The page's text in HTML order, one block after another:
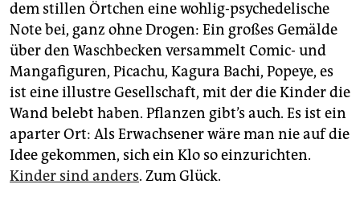
dem stillen Örtchen eine wohlig-psychedelische
Note bei, ganz ohne Drogen: Ein großes Gemälde
über den Waschbecken versammelt Comic- und
Mangafiguren, Picachu, Kagura Bachi, Popeye, es
ist eine illustre Gesellschaft, mit der die Kinder die
Wand belebt haben. Pflanzen gibt’s auch. Es ist ein
aparter Ort: Als Erwachsener wäre man nie auf die
Idee gekommen, sich ein Klo so einzurichten.
Kinder sind anders. Zum Glück.